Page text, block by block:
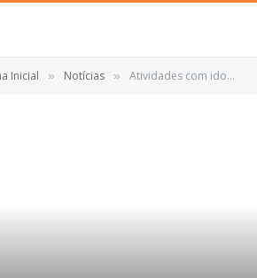
Inicial » Notícias » Atividades com idosos